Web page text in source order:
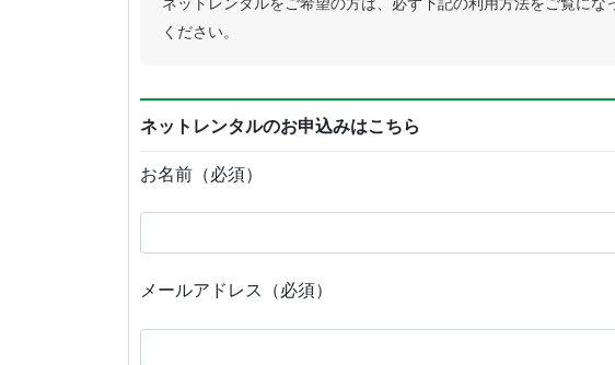
ください。
ネットレンタルのお申込みはこちら
お名前（必須）
メールアドレス（必須）